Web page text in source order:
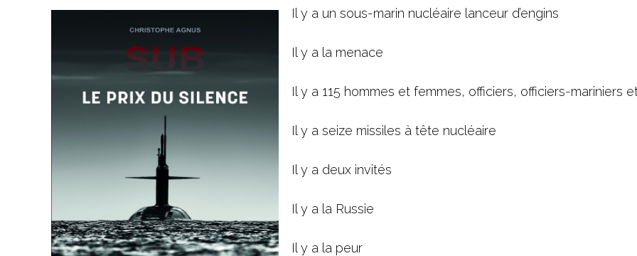
Il y a un sous-marin nucléaire lanceur d’engins
Il y a la menace
Il y a 115 hommes et femmes, officiers, officiers-mariniers
Il y a seize missiles à tête nucléaire
Il y a deux invités
Il y a la Russie
Il y a la peur